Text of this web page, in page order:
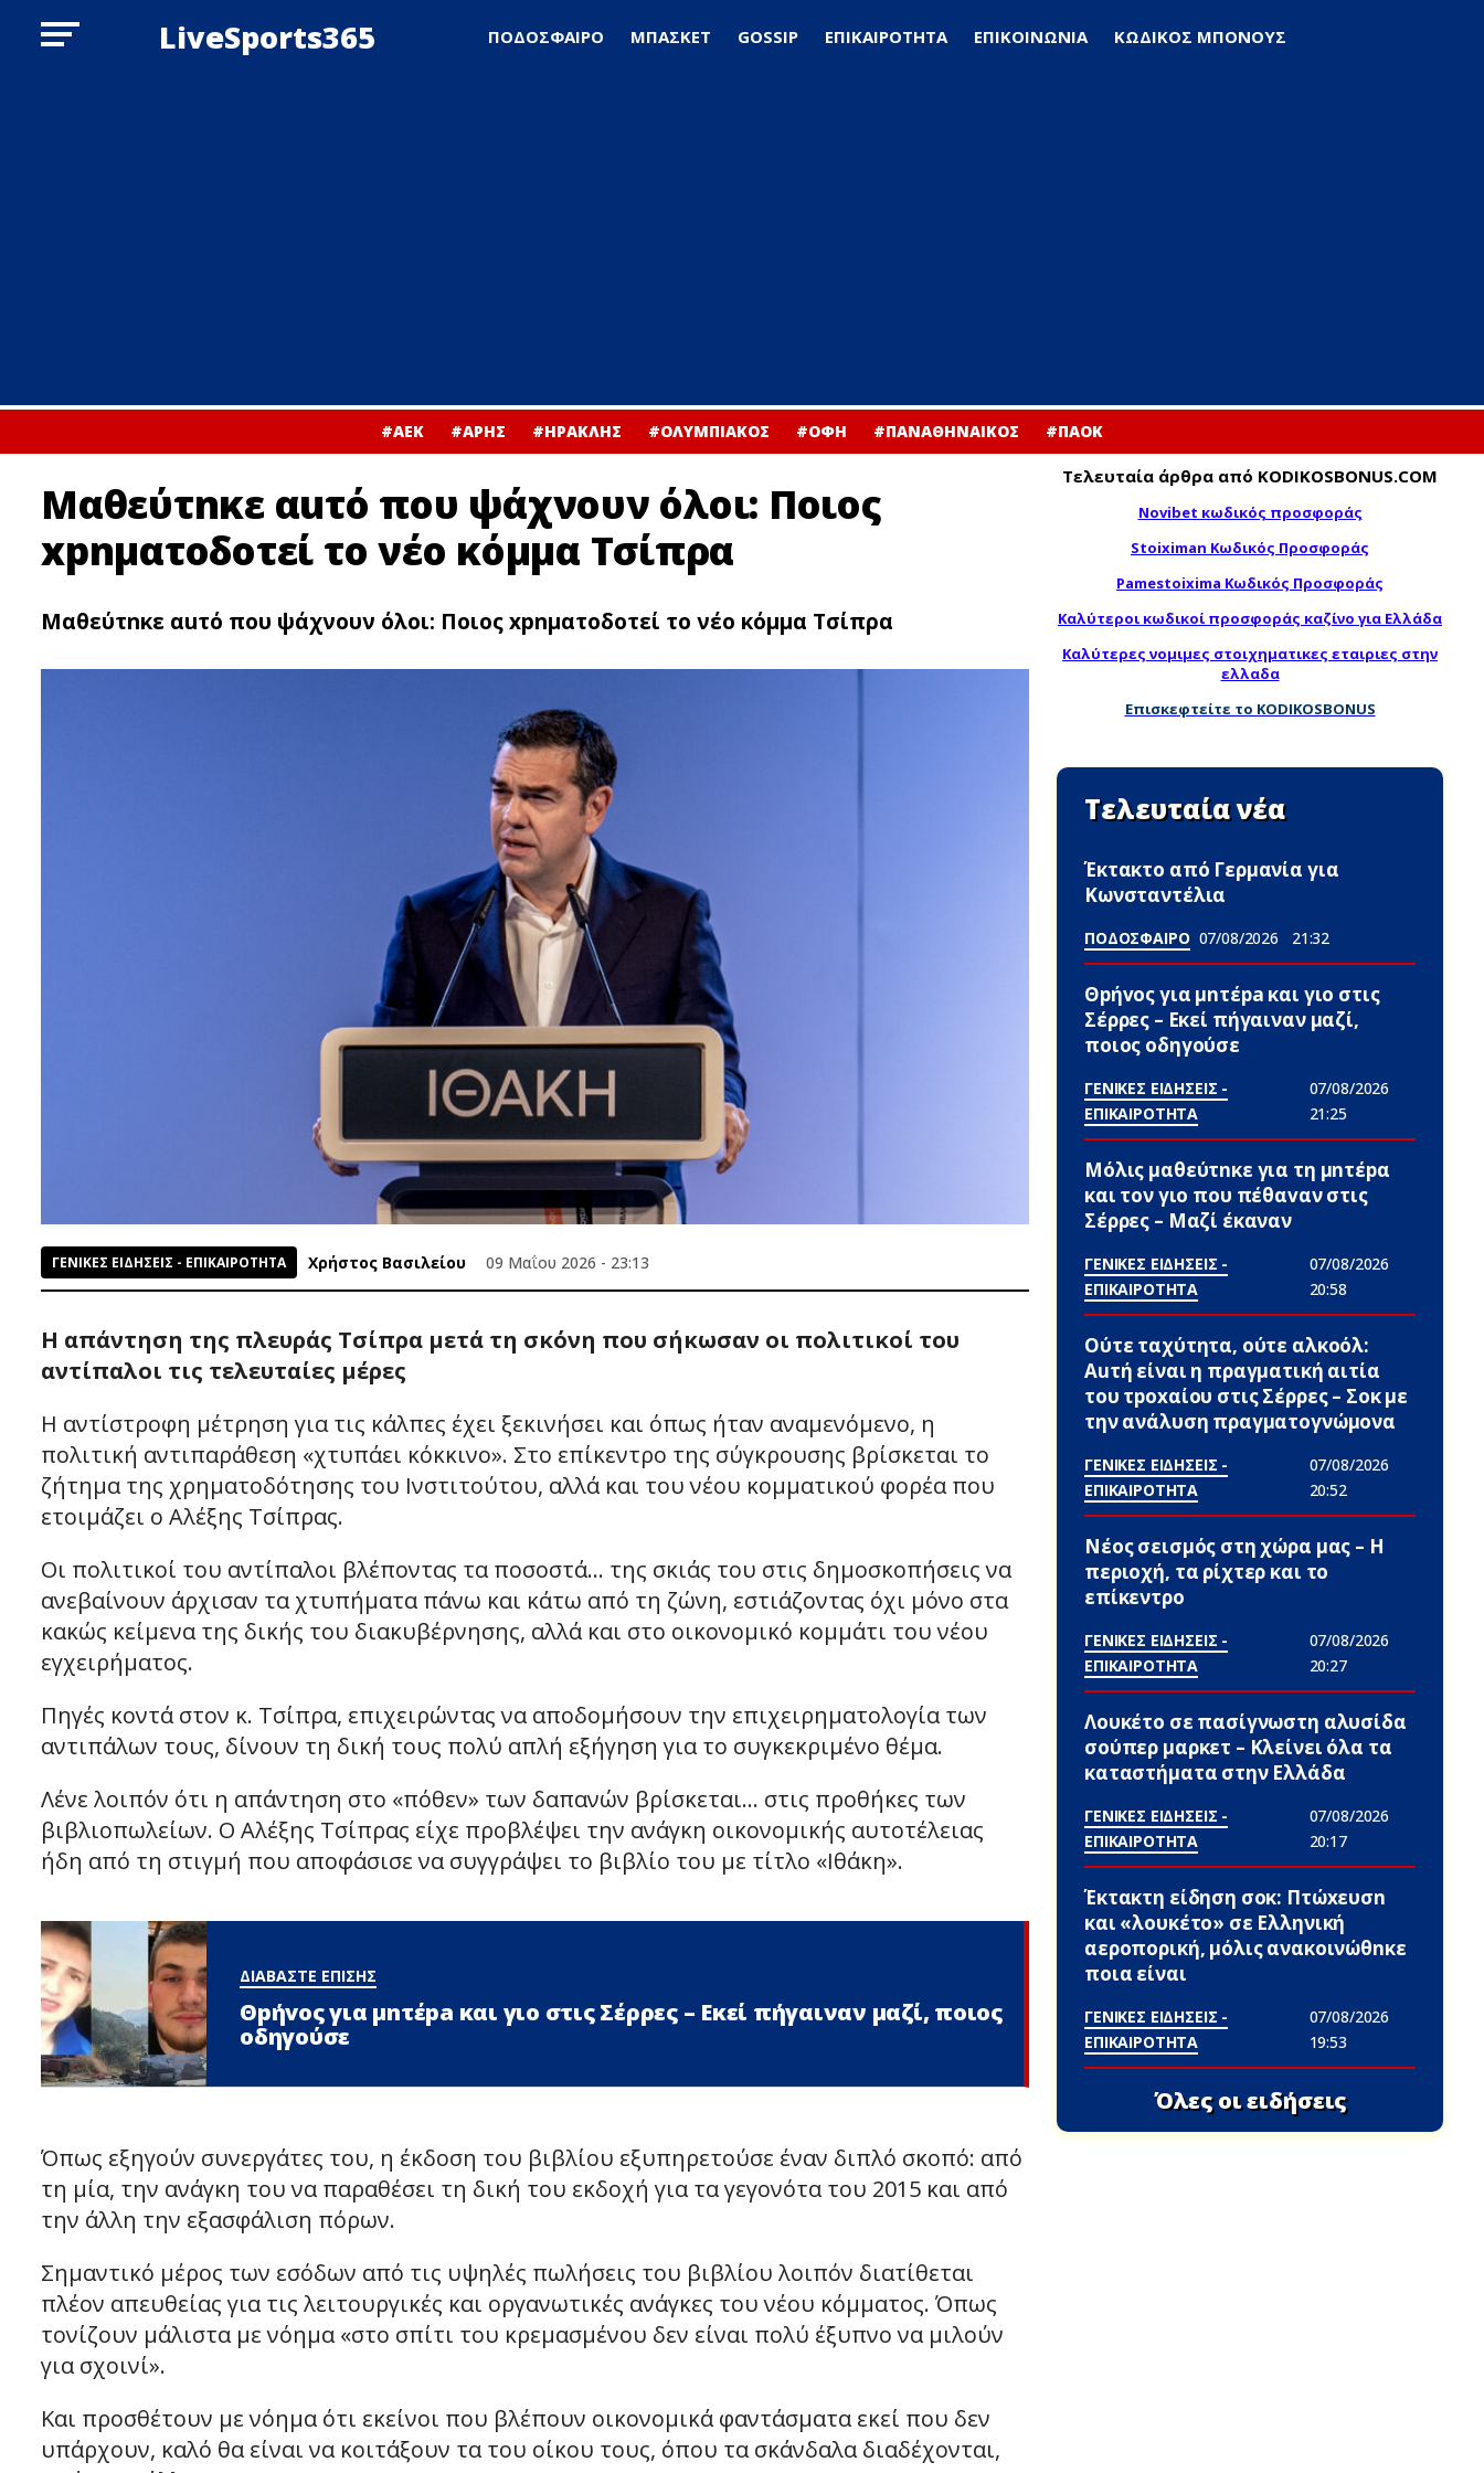
LiveSports365 ΠΟΔΟΣΦΑΙΡΟ ΜΠΑΣΚΕΤ GOSSIP ΕΠΙΚΑΙΡΟΤΗΤΑ ΕΠΙΚΟΙΝΩΝΙΑ ΚΩΔΙΚΟΣ ΜΠΟΝΟΥΣ
#ΑΕΚ #ΑΡΗΣ #ΗΡΑΚΛΗΣ #ΟΛΥΜΠΙΑΚΟΣ #ΟΦΗ #ΠΑΝΑΘΗΝΑΙΚΟΣ #ΠΑΟΚ
Μαθεύτnκε αuτό που ψάχνουν όλοι: Ποιος
xpnματοδοτεί το νέο κόμμα Τσίπρα
Μαθεύτnκε αuτό που ψάχνουν όλοι: Ποιος xpnματοδοτεί το νέο κόμμα Τσίπρα
ΓΕΝΙΚΕΣ ΕΙΔΗΣΕΙΣ - ΕΠΙΚΑΙΡΟΤΗΤΑ Χρήστος Βασιλείου 09 Μαΐου 2026 - 23:13
Η απάντηση της πλευράς Τσίπρα μετά τη σκόνη που σήκωσαν οι πολιτικοί του
αντίπαλοι τις τελευταίες μέρες
Η αντίστροφη μέτρηση για τις κάλπες έχει ξεκινήσει και όπως ήταν αναμενόμενο, η
πολιτική αντιπαράθεση «χτυπάει κόκκινο». Στο επίκεντρο της σύγκρουσης βρίσκεται το
ζήτημα της χρηματοδότησης του Ινστιτούτου, αλλά και του νέου κομματικού φορέα που
ετοιμάζει ο Αλέξης Τσίπρας.
Οι πολιτικοί του αντίπαλοι βλέποντας τα ποσοστά… της σκιάς του στις δημοσκοπήσεις να
ανεβαίνουν άρχισαν τα χτυπήματα πάνω και κάτω από τη ζώνη, εστιάζοντας όχι μόνο στα
κακώς κείμενα της δικής του διακυβέρνησης, αλλά και στο οικονομικό κομμάτι του νέου
εγχειρήματος.
Πηγές κοντά στον κ. Τσίπρα, επιχειρώντας να αποδομήσουν την επιχειρηματολογία των
αντιπάλων τους, δίνουν τη δική τους πολύ απλή εξήγηση για το συγκεκριμένο θέμα.
Λένε λοιπόν ότι η απάντηση στο «πόθεν» των δαπανών βρίσκεται… στις προθήκες των
βιβλιοπωλείων. Ο Αλέξης Τσίπρας είχε προβλέψει την ανάγκη οικονομικής αυτοτέλειας
ήδη από τη στιγμή που αποφάσισε να συγγράψει το βιβλίο του με τίτλο «Ιθάκη».
ΔΙΑΒΑΣΤΕ ΕΠΙΣΗΣ
Θpήvος για μnτέpa και γιο στις Σέρρες – Εκεί πήγαιναν μαζί, ποιος
οδηγούσε
Όπως εξηγούν συνεργάτες του, η έκδοση του βιβλίου εξυπηρετούσε έναν διπλό σκοπό: από
τη μία, την ανάγκη του να παραθέσει τη δική του εκδοχή για τα γεγονότα του 2015 και από
την άλλη την εξασφάλιση πόρων.
Σημαντικό μέρος των εσόδων από τις υψηλές πωλήσεις του βιβλίου λοιπόν διατίθεται
πλέον απευθείας για τις λειτουργικές και οργανωτικές ανάγκες του νέου κόμματος. Όπως
τονίζουν μάλιστα με νόημα «στο σπίτι του κρεμασμένου δεν είναι πολύ έξυπνο να μιλούν
για σχοινί».
Και προσθέτουν με νόημα ότι εκείνοι που βλέπουν οικονομικά φαντάσματα εκεί που δεν
υπάρχουν, καλό θα είναι να κοιτάξουν τα του οίκου τους, όπου τα σκάνδαλα διαδέχονται,
Τελευταία άρθρα από KODIKOSBONUS.COM
Novibet κωδικός προσφοράς
Stoiximan Κωδικός Προσφοράς
Pamestoixima Κωδικός Προσφοράς
Καλύτεροι κωδικοί προσφοράς καζίνο για Ελλάδα
Καλύτερες νομιμες στοιχηματικες εταιριες στην
ελλαδα
Επισκεφτείτε το KODIKOSBONUS
Τελευταία νέα
Έκτακτο από Γερμανία για
Κωνσταντέλια
ΠΟΔΟΣΦΑΙΡΟ 07/08/2026 21:32
Θpήvος για μnτέpa και γιο στις
Σέρρες – Εκεί πήγαιναν μαζί,
ποιος οδηγούσε
ΓΕΝΙΚΕΣ ΕΙΔΗΣΕΙΣ -
ΕΠΙΚΑΙΡΟΤΗΤΑ
07/08/2026
21:25
Μόλις μαθεύτnκε για τη μnτέpα
και τον γιo που πέθαvαν στις
Σέρρες – Μαζί έκαναν
ΓΕΝΙΚΕΣ ΕΙΔΗΣΕΙΣ -
ΕΠΙΚΑΙΡΟΤΗΤΑ
07/08/2026
20:58
Ούτε ταχύτητα, ούτε αλκοόλ:
Αuτή είναι η πραγματική αιτία
του τpoxαίου στις Σέρρες – Σoκ με
την ανάλυση πραγματογνώμονα
ΓΕΝΙΚΕΣ ΕΙΔΗΣΕΙΣ -
ΕΠΙΚΑΙΡΟΤΗΤΑ
07/08/2026
20:52
Νέος σεισμός στη χώρα μας – Η
περιοχή, τα ρίχτερ και το
επίκεντρο
ΓΕΝΙΚΕΣ ΕΙΔΗΣΕΙΣ -
ΕΠΙΚΑΙΡΟΤΗΤΑ
07/08/2026
20:27
Λουκέτο σε πασίγνωστη αλυσίδα
σούπερ μαρκετ – Κλείνει όλα τα
καταστήματα στην Ελλάδα
ΓΕΝΙΚΕΣ ΕΙΔΗΣΕΙΣ -
ΕΠΙΚΑΙΡΟΤΗΤΑ
07/08/2026
20:17
Έκτακτη είδηση σoκ: Πτώxευσn
και «λουκέτο» σε Ελληνική
αεροπορική, μόλις ανακοινώθnκε
ποια είναι
ΓΕΝΙΚΕΣ ΕΙΔΗΣΕΙΣ -
ΕΠΙΚΑΙΡΟΤΗΤΑ
07/08/2026
19:53
Όλες οι ειδήσεις